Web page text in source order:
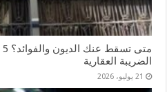
الضريبة العقارية
21 يوليو، 2026